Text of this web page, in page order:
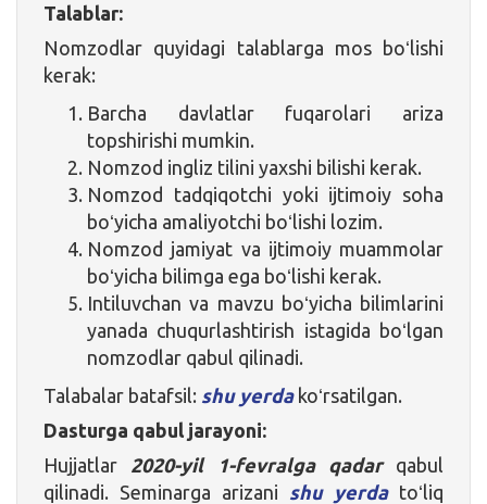
Talablar:
Nomzodlar quyidagi talablarga mos boʻlishi
kerak:
Barcha davlatlar fuqarolari ariza
topshirishi mumkin.
Nomzod ingliz tilini yaxshi bilishi kerak.
Nomzod tadqiqotchi yoki ijtimoiy soha
boʻyicha amaliyotchi boʻlishi lozim.
Nomzod jamiyat va ijtimoiy muammolar
boʻyicha bilimga ega boʻlishi kerak.
Intiluvchan va mavzu boʻyicha bilimlarini
yanada chuqurlashtirish istagida boʻlgan
nomzodlar qabul qilinadi.
Talabalar batafsil: shu yerdakoʻrsatilgan.
Dasturga qabul jarayoni:
Hujjatlar 2020-yil 1-fevralga qadarqabul
qilinadi. Seminarga arizani shu yerdatoʻliq